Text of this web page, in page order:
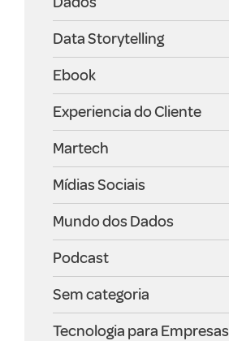
Data Storytelling
Ebook
Experiencia do Cliente
Martech
Mídias Sociais
Mundo dos Dados
Podcast
Sem categoria
Tecnologia para Empresas